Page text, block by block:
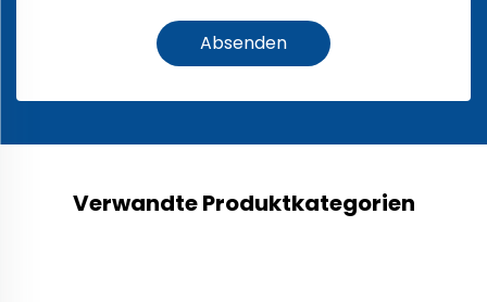
Absenden
Verwandte Produktkategorien